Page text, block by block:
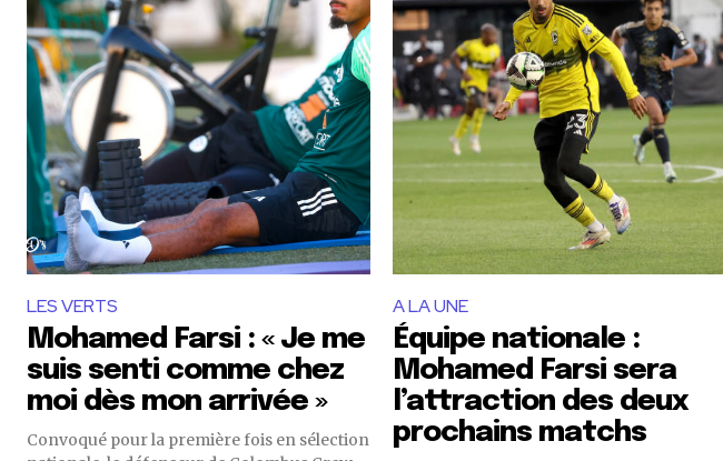
LES VERTS
Mohamed Farsi : « Je me
suis senti comme chez
moi dès mon arrivée »
Convoqué pour la première fois en sélection
A LA UNE
Équipe nationale :
Mohamed Farsi sera
l’attraction des deux
prochains matchs